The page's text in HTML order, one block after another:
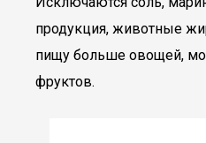
продукция, животные
пищу больше овощей,
фруктов.